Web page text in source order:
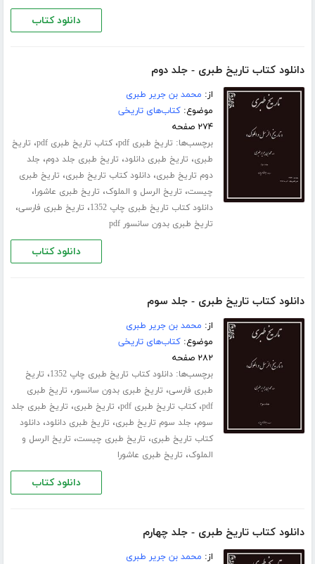
دانلود کتاب
دانلود کتاب تاریخ طبری - جلد دوم
از: محمد بن جریر طبری
موضوع:کتاب‌های تاریخی
۲۷۴ صفحه
برچسب‌ها: تاریخ طبری pdf ،کتاب تاریخ طبری pdf ، تاریخ
طبری، تاریخ طبری دانلود، تاریخ طبری جلد دوم، جلد
دوم تاریخ طبری،دانلود کتاب تاریخ طبری، تاریخ طبری
چیست، تاریخ الرسل و الملوک، تاریخ طبری عاشورا،
دانلود کتاب تاریخ طبری چاپ 1352 ، تاریخ طبری فارسی،
تاریخ طبری بدون سانسور pdf
دانلود کتاب
دانلود کتاب تاریخ طبری - جلد سوم
از: محمد بن جریر طبری
موضوع:کتاب‌های تاریخی
۲۸۲ صفحه
برچسب‌ها:دانلود کتاب تاریخ طبری چاپ 1352 ، تاریخ
طبری فارسی، تاریخ طبری بدون سانسور، تاریخ طبری
pdf،کتاب تاریخ طبری pdf ، تاریخ طبری، تاریخ طبری جلد
سوم، جلد سوم تاریخ طبری، تاریخ طبری دانلود،دانلود
کتاب تاریخ طبری، تاریخ طبری چیست، تاریخ الرسل و
الملوک، تاریخ طبری عاشورا
دانلود کتاب
دانلود کتاب تاریخ طبری - جلد چهارم
از: محمد بن جریر طبری